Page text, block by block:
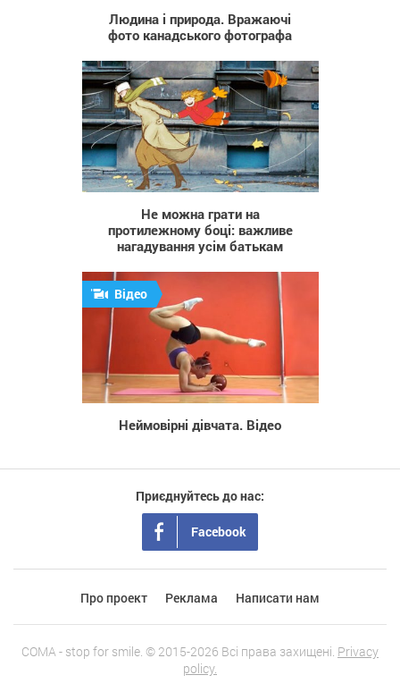
Людина і природа. Вражаючі
фото канадського фотографа
4 878
Не можна грати на
протилежному боці: важливе
нагадування усім батькам
1 914
Відео
Неймовірні дівчата. Відео
Приєднуйтесь до нас:
Facebook
Про проект Реклама Написати нам
COMA - stop for smile. © 2015-2026 Всі права захищені. Privacy
policy.